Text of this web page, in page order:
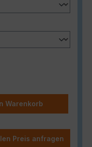
den
Warenkorb
Preis anfragen